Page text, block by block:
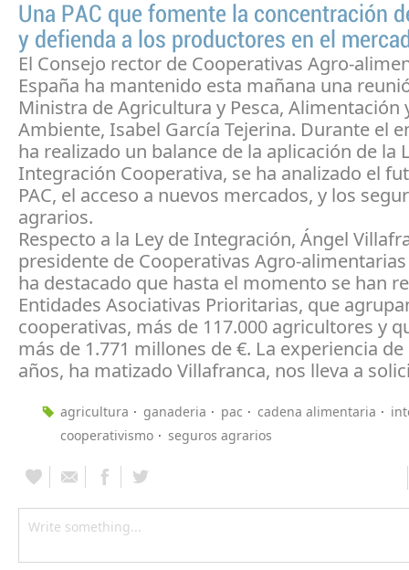
Una PAC que fomente la concentración
y defienda a los productores en el
El Consejo rector de Cooperativas Agro-
España ha mantenido esta mañana una
Ministra de Agricultura y Pesca, Alimentación
Ambiente, Isabel García Tejerina. Durante el
ha realizado un balance de la aplicación de la
Integración Cooperativa, se ha analizado el
PAC, el acceso a nuevos mercados, y los
agrarios.
Respecto a la Ley de Integración, Ángel
presidente de Cooperativas Agro-alimentarias
ha destacado que hasta el momento se han
Entidades Asociativas Prioritarias, que
cooperativas, más de 117.000 agricultores y
más de 1.771 millones de €. La experiencia
años, ha matizado Villafranca, nos lleva a
agricultura ganaderia pac cadena alimentaria
cooperativismo
seguros agrarios